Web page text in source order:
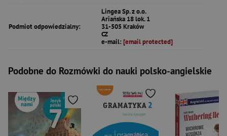
Podmiot odpowiedzialny:
Lingea Sp. z o.o.
Ariańska 18 lok. 1
31-505 Kraków
CZ
e-mail: [email protected]
Podobne do Rozmówki do nauki polsko-angielskie